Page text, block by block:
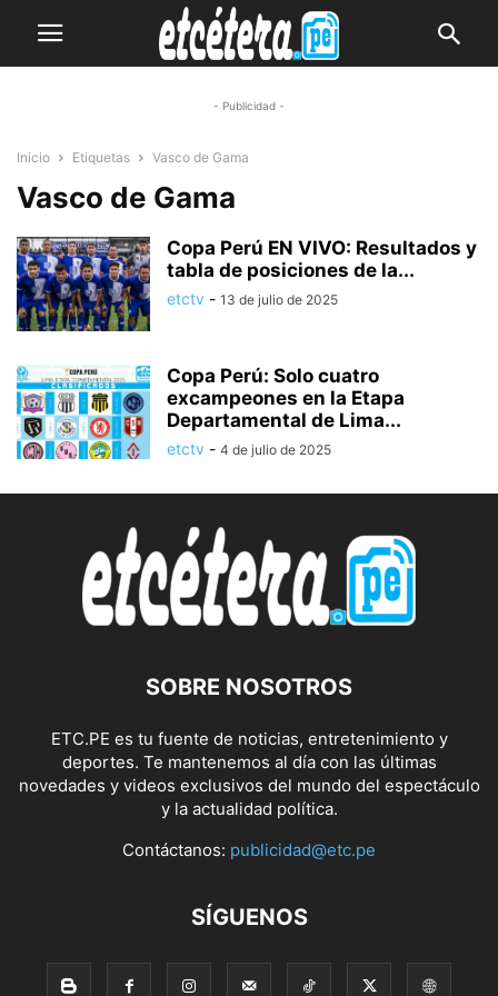
- Publicidad -
Inicio Etiquetas Vasco de Gama
Vasco de Gama
Copa Perú EN VIVO: Resultados y
tabla de posiciones de la...
etctv - 13 de julio de 2025
Copa Perú: Solo cuatro
excampeones en la Etapa
Departamental de Lima...
etctv - 4 de julio de 2025
SOBRE NOSOTROS
ETC.PE es tu fuente de noticias, entretenimiento y
deportes. Te mantenemos al día con las últimas
novedades y videos exclusivos del mundo del espectáculo
y la actualidad política.
Contáctanos: publicidad@etc.pe
SÍGUENOS